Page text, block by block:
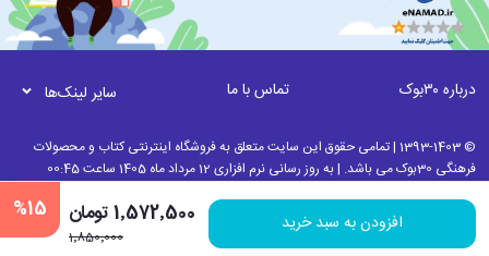
افزودن به سبد خرید 1٬572٬500 تومان
1٬850٬000
%15
درباره ۳۰بوک تماس با ما سایر لینک‌ها
© 1393-1403 | تمامی حقوق این سایت متعلق به فروشگاه اینترنتی کتاب و محصولات
فرهنگی 30بوک می باشد. | به روز رسانی نرم افزاری 12 مرداد ماه 1405 ساعت 00:45